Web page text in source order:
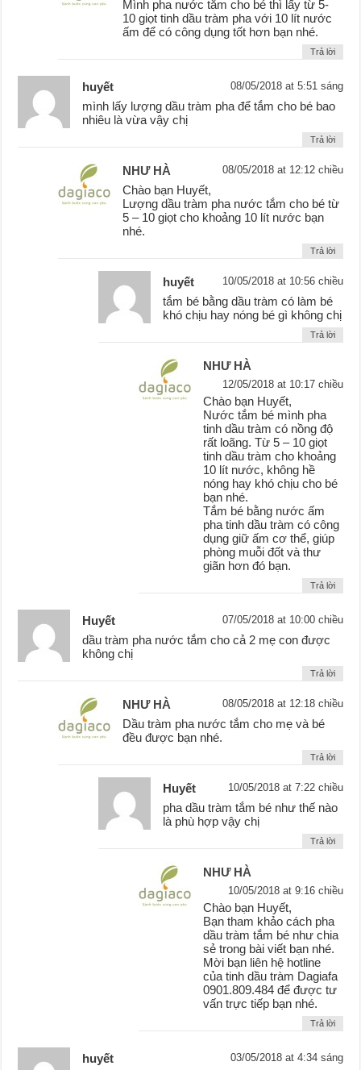
Mình pha nước tắm cho bé thì lấy từ 5-
10 giọt tinh dầu tràm pha với 10 lít nước
ấm để có công dụng tốt hơn bạn nhé.
Trả lời
huyết 08/05/2018 at 5:51 sáng
mình lấy lượng dầu tràm pha để tắm cho bé bao
nhiêu là vừa vậy chị
Trả lời
NHƯ HÀ 08/05/2018 at 12:12 chiều
Chào bạn Huyết,
Lượng dầu tràm pha nước tắm cho bé từ
5 – 10 giọt cho khoảng 10 lít nước bạn
nhé.
Trả lời
huyết 10/05/2018 at 10:56 chiều
tắm bé bằng dầu tràm có làm bé
khó chịu hay nóng bé gì không chị
Trả lời
NHƯ HÀ
12/05/2018 at 10:17 chiều
Chào bạn Huyết,
Nước tắm bé mình pha
tinh dầu tràm có nồng độ
rất loãng. Từ 5 – 10 giọt
tinh dầu tràm cho khoảng
10 lít nước, không hề
nóng hay khó chịu cho bé
bạn nhé.
Tắm bé bằng nước ấm
pha tinh dầu tràm có công
dụng giữ ấm cơ thể, giúp
phòng muỗi đốt và thư
giãn hơn đó bạn.
Trả lời
Huyết 07/05/2018 at 10:00 chiều
dầu tràm pha nước tắm cho cả 2 mẹ con được
không chị
Trả lời
NHƯ HÀ 08/05/2018 at 12:18 chiều
Dầu tràm pha nước tắm cho mẹ và bé
đều được bạn nhé.
Trả lời
Huyết 10/05/2018 at 7:22 chiều
pha dầu tràm tắm bé như thế nào
là phù hợp vậy chị
Trả lời
NHƯ HÀ
10/05/2018 at 9:16 chiều
Chào bạn Huyết,
Bạn tham khảo cách pha
dầu tràm tắm bé như chia
sẻ trong bài viết bạn nhé.
Mời bạn liên hệ hotline
của tinh dầu tràm Dagiafa
0901.809.484 để được tư
vấn trực tiếp bạn nhé.
Trả lời
huyết 03/05/2018 at 4:34 sáng